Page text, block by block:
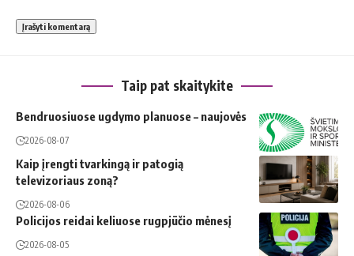
Taip pat skaitykite
Bendruosiuose ugdymo planuose – naujovės
2026-08-07
Kaip įrengti tvarkingą ir patogią
televizoriaus zoną?
2026-08-06
Policijos reidai keliuose rugpjūčio mėnesį
2026-08-05